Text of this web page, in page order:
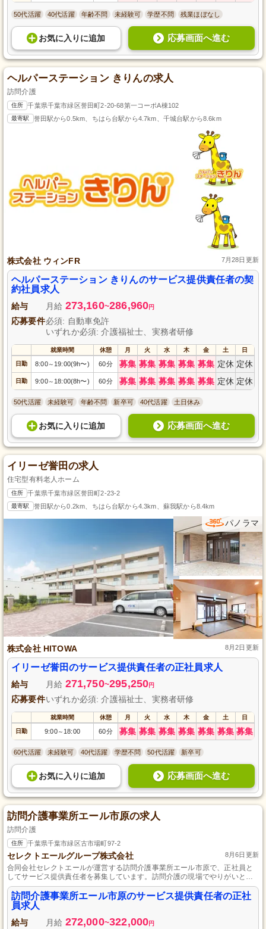
50代活躍 40代活躍 年齢不問 未経験可 学歴不問 残業ほぼなし
お気に入り に追加 応募画面へ進む
ヘルパーステーション きりんの求人
訪問介護
住所 千葉県千葉市緑区誉田町2-20-68第一コーポA棟102
最寄駅 誉田駅から0.5km、ちはら台駅から4.7km、千城台駅から8.6km
株式会社 ウィンFR 7月28日更新
ヘルパーステーション きりんのサービス提供責任者の契
約社員求人
給与 月給 273,160~286,960円
応募要件必須: 自動車免許
いずれか必須: 介護福祉士、実務者研修
就業時間 休憩 月 火 水 木 金 土 日
日勤 8:00～ 19:00(9h〜) 60分 募集 募集 募集 募集 募集 定休 定休
日勤 9:00～ 18:00(8h〜) 60分 募集 募集 募集 募集 募集 定休 定休
50代活躍 未経験可 年齢不問 新卒可 40代活躍 土日休み
お気に入り に追加 応募画面へ進む
イリーゼ誉田の求人
住宅型有料老人ホーム
住所 千葉県千葉市緑区誉田町2-23-2
最寄駅 誉田駅から0.2km、ちはら台駅から4.3km、蘇我駅から8.4km
パノラマ
株式会社 HITOWA 8月2日更新
イリーゼ誉田のサービス提供責任者の正社員求人
給与 月給 271,750~295,250円
応募要件いずれか必須: 介護福祉士、実務者研修
就業時間 休憩 月 火 水 木 金 土 日
日勤 9:00～ 18:00 60分 募集 募集 募集 募集 募集 募集 募集
60代活躍 未経験可 40代活躍 学歴不問 50代活躍 新卒可
お気に入り に追加 応募画面へ進む
訪問介護事業所エール市原の求人
訪問介護
住所 千葉県千葉市緑区古市場町97-2
セレクトエールグループ株式会社 8月6日更新
合同会社セレクトエールが運営する訪問介護事業所エール市原で、正社員と
してサービス提供責任者を募集しています。訪問介護の現場でやりがいと成
長を感じながらお仕事しませんか。資格や経験は不問ですので、意欲と共に
新しいステップを踏み出す絶好の機会です。ぜひご応募ください！
訪問介護事業所エール市原のサービス提供責任者の正社
員求人
給与 月給 272,000~322,000円